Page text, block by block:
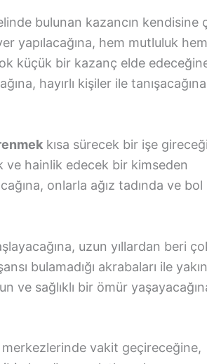
bulunan kazancın kendisine
yapılacağına, hem mutluluk
küçük bir kazanç elde
hayırlı kişiler ile tanışacağına
kısa sürecek bir işe
ve hainlik edecek bir kimseden
onlarla ağız tadında ve bol
uzun yıllardan beri
bulamadığı akrabaları ile
ve sağlıklı bir ömür
merkezlerinde vakit geçireceğine,